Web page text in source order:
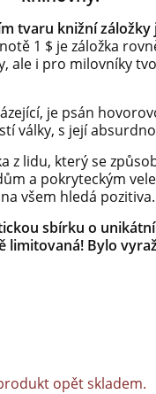
tvaru knižní záložky
1 $ je záložka
ale i pro milovníky
je psán
války, s její
z lidu, který se
a pokryteckým
všem hledá pozitiva.
sbírku o
limitovaná! Bylo
opět skladem.